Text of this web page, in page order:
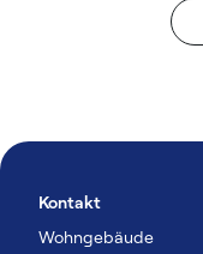
Kontakt
Wohngebäude